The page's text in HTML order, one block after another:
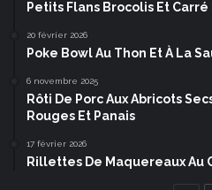
Petits Flans Brocolis Et Carré
20 février 2026
Poke Bowl Au Thon Et À La
6 novembre 2025
Rôti De Porc Aux Abricots
Rouges Et Panais
17 février 2026
Rillettes De Maquereaux Au